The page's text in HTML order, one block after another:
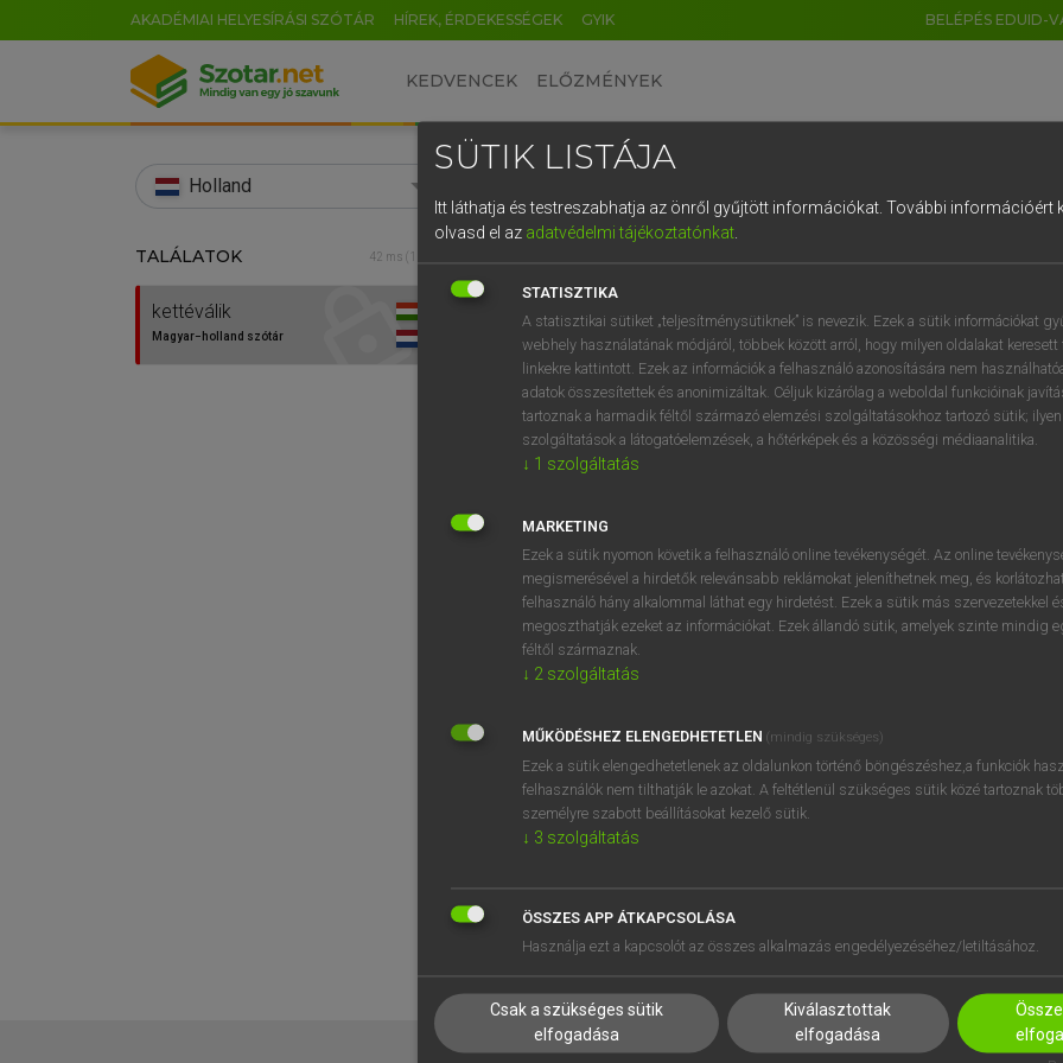
AKADÉMIAI HELYESÍRÁSI SZÓTÁR HÍREK, ÉRDEKESSÉGEK GYIK BELÉPÉS EDUID-
KEDVENCEK ELŐZMÉNYEK
Holland
TALÁLATOK 42 ms (1 db)
kettéválik
Magyar−holland szótár
Magyar−holland szótár
VAN ELŐFIZETÉSED?
megtekintéséhez.
BELÉPÉS
próbaverziójának
regisztrálok ésbelépek.
REGISZTRÁCIÓ
SÜTIK LISTÁJA
Itt láthatja és testreszabhatja az önről gyűjtött információkat. További információért
olvasd el az adatvédelmi tájékoztatónkat.
STATISZTIKA
A statisztikai sütiket „teljesítménysütiknek” is nevezik. Ezek a sütik információkat
webhely használatának módjáról, többek között arról, hogy milyen oldalakat keresett
linkekre kattintott. Ezek az információk a felhasználó azonosítására nem
adatok összesítettek és anonimizáltak. Céljuk kizárólag a weboldal funkcióinak
tartoznak a harmadik féltől származó elemzési szolgáltatásokhoz tartozó sütik;
szolgáltatások a látogatóelemzések, a hőtérképek és a közösségi médiaanalitika.
↓ 1 szolgáltatás
MARKETING
Ezek a sütik nyomon követik a felhasználó online tevékenységét. Az online
megismerésével a hirdetők relevánsabb reklámokat jeleníthetnek meg, és
felhasználó hány alkalommal láthat egy hirdetést. Ezek a sütik más szervezetekkel
megoszthatják ezeket az információkat. Ezek állandó sütik, amelyek szinte mindig
féltől származnak.
↓ 2 szolgáltatás
MŰKÖDÉSHEZ ELENGEDHETETLEN (mindig szükséges)
Ezek a sütik elengedhetetlenek az oldalunkon történő böngészéshez,a funkciók
felhasználók nem tilthatják le azokat. A feltétlenül szükséges sütik közé tartoznak
személyre szabott beállításokat kezelő sütik.
↓ 3 szolgáltatás
ÖSSZES APP ÁTKAPCSOLÁSA
Használja ezt a kapcsolót az összes alkalmazás engedélyezéséhez/letiltásához.
Csak a szükséges sütik
elfogadása
Kiválasztottak
elfogadása
EN HU DE CN FR ES IT NL
0 1 2 3 4 5 6 7 8 9
q w e r t z u i
a s d f g h j k l é
í y x c v b n m , .